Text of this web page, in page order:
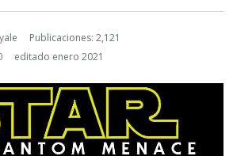
Publicaciones: 2,121
editado enero 2021